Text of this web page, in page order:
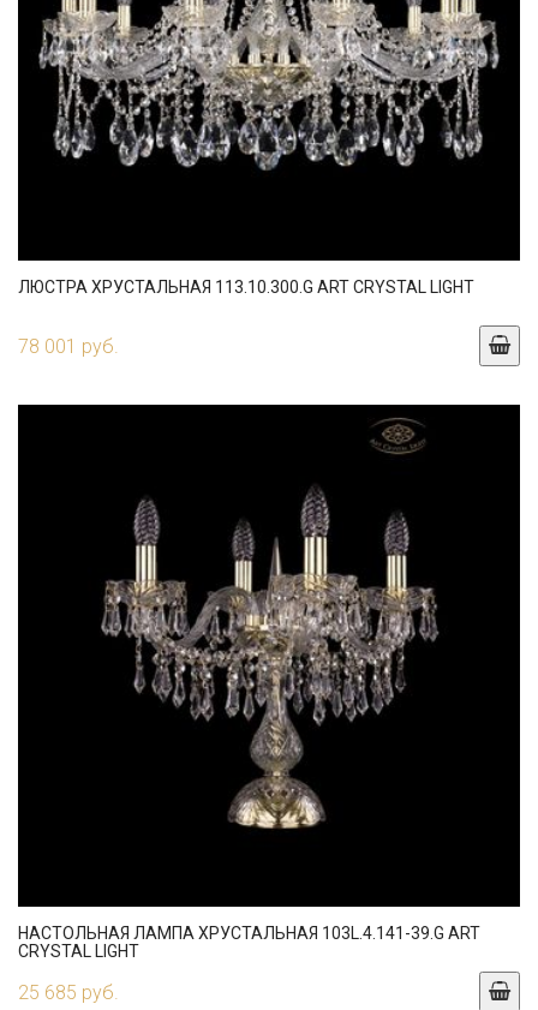
ЛЮСТРА ХРУСТАЛЬНАЯ 113.10.300.G ART CRYSTAL LIGHT
78 001 руб.
НАСТОЛЬНАЯ ЛАМПА ХРУСТАЛЬНАЯ 103L.4.141-39.G ART
CRYSTAL LIGHT
25 685 руб.